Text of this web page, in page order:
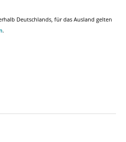
Deutschlands, für das Ausland gelten
.